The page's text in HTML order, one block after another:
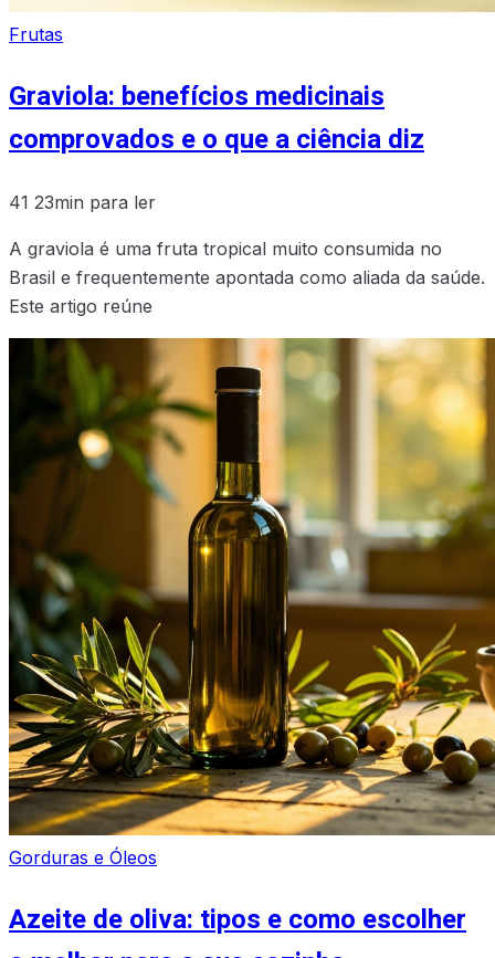
Frutas
Graviola: benefícios medicinais
comprovados e o que a ciência diz
41 23min para ler
A graviola é uma fruta tropical muito consumida no
Brasil e frequentemente apontada como aliada da saúde.
Este artigo reúne
Gorduras e Óleos
Azeite de oliva: tipos e como escolher